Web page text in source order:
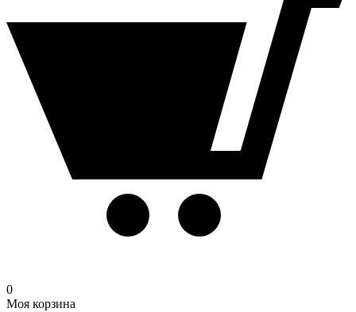
0
Моя корзина